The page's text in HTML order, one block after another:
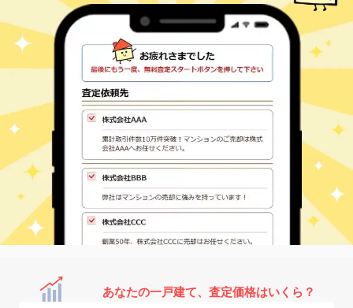
あなたの一戸建て、査定価格はいくら？